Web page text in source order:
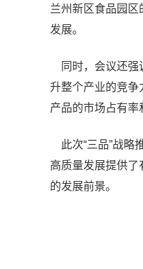
兰州新区食品园
发展。
同时，会议还强
升整个产业的竞争
产品的市场占有率
此次“三品”战略
高质量发展提供了
的发展前景。